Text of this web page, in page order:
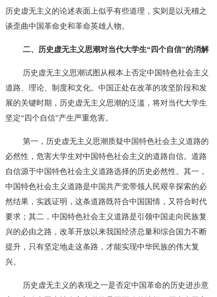
历史虚无主义的论述表面上似乎有些道理，实则是以无稽之
谈歪曲中国革命史和革命英雄人物。
二、历史虚无主义思潮对当代大学生“四个自信”的消解
历史虚无主义思潮试图从根本上否定中国特色社会主义
道路、理论、制度和文化。中国正处在改革的攻坚阶段和发
展的关键时期，历史虚无主义思潮的泛滥，将对当代大学生
坚定“四个自信”产生严重危害。
第一，历史虚无主义思潮质疑中国特色社会主义道路的
必然性，危害大学生对中国特色社会主义的道路自信。道路
自信源于中国特色社会主义道路选择的历史必然性。其一，
中国特色社会主义道路是中国共产党带领人民艰辛探索的必
然结果，实践证明，这条道路既符合中国国情，又符合时代
要求；其二，中国特色社会主义道路是引领中国走向民族复
兴的必由之路，改革开放以来我国经济总量和综合国力不断
提升，只有坚定地走这条路，才能实现中华民族的伟大复
兴。
历史虚无主义的表现之一是否定中国革命的历史进步意